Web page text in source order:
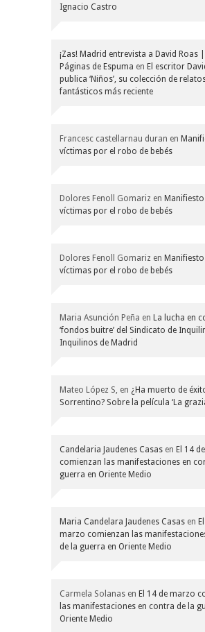
Ignacio Castro
¡Zas! Madrid entrevista a David Roas
Páginas de Espuma en El escritor
publica ‘Niños’, su colección de
fantásticos más reciente
Francesc castellarnau duran en
víctimas por el robo de bebés
Dolores Fenoll Gomariz en
víctimas por el robo de bebés
Dolores Fenoll Gomariz en
víctimas por el robo de bebés
Maria Asunción Peña en La lucha en
‘fondos buitre’ del Sindicato de
Inquilinos de Madrid
Mateo López S, en ¿Ha muerto de
Sorrentino? Sobre la película ‘La
Candelaria Jaudenes Casas en El 14
comienzan las manifestaciones en
guerra en Oriente Medio
Maria Candelara Jaudenes Casas en
marzo comienzan las
de la guerra en Oriente Medio
Carmela Solanas en El 14 de marzo
las manifestaciones en contra de la
Oriente Medio